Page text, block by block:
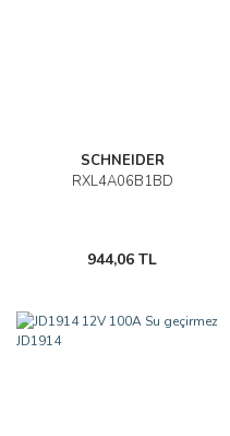
SCHNEIDER
RXL4A06B1BD
944,06 TL